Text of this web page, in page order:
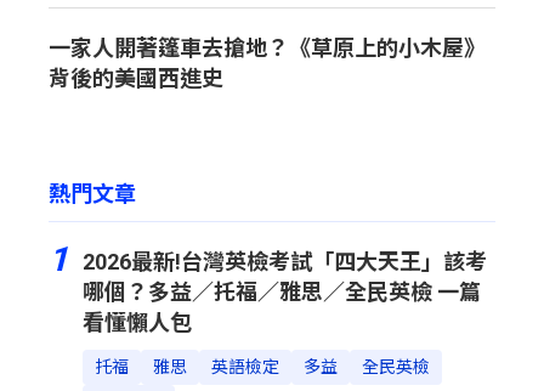
一家人開著篷車去搶地？《草原上的小木屋》
背後的美國西進史
熱門文章
1
2026最新!台灣英檢考試「四大天王」該考
哪個？多益／托福／雅思／全民英檢 一篇
看懂懶人包
托福 雅思 英語檢定 多益
全民英檢